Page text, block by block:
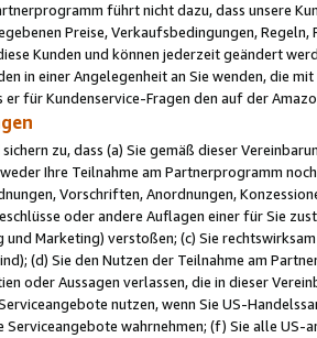
führt nicht dazu, dass unsere
Preise, Verkaufsbedingungen,
Kunden und können jederzeit geändert
in einer Angelegenheit an Sie wenden, die
er für Kundenservice-Fragen den auf der
zu, dass (a) Sie gemäß dieser
Ihre Teilnahme am Partnerprogramm
Vorschriften, Anordnungen,
oder andere Auflagen einer für Sie
und Marketing) verstoßen; (c) Sie
(d) Sie den Nutzen der Teilnahme am
oder Aussagen verlassen, die in dieser
nutzen, wenn Sie US-
Serviceangebote wahrnehmen; (f) Sie alle